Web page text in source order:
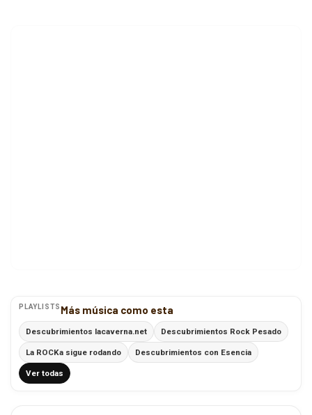
PLAYLISTS Más música como esta
Descubrimientos lacaverna.net Descubrimientos Rock Pesado
La ROCKa sigue rodando Descubrimientos con Esencia
Ver todas